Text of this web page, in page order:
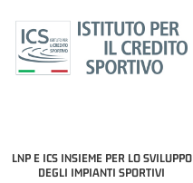
LNP E ICS INSIEME PER LO SVILUPPO
DEGLI IMPIANTI SPORTIVI